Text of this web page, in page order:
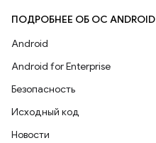
ПОДРОБНЕЕ ОБ ОС ANDROID
Android
Android for Enterprise
Безопасность
Исходный код
Новости